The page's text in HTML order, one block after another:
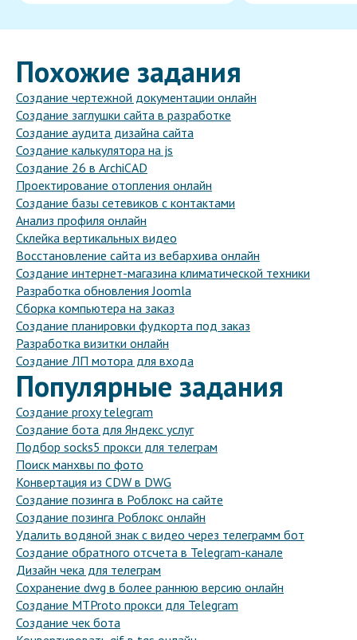
Похожие задания
Создание чертежной документации онлайн
Создание заглушки сайта в разработке
Создание аудита дизайна сайта
Создание калькулятора на js
Создание 26 в ArchiCAD
Проектирование отопления онлайн
Создание базы сетевиков с контактами
Анализ профиля онлайн
Склейка вертикальных видео
Восстановление сайта из вебархива онлайн
Создание интернет-магазина климатической техники
Разработка обновления Joomla
Сборка компьютера на заказ
Создание планировки фудкорта под заказ
Разработка визитки онлайн
Создание ЛП мотора для входа
Популярные задания
Создание proxy telegram
Создание бота для Яндекс услуг
Подбор socks5 прокси для телеграм
Поиск манхвы по фото
Конвертация из CDW в DWG
Создание позинга в Роблокс на сайте
Создание позинга Роблокс онлайн
Удалить водяной знак с видео через телеграмм бот
Создание обратного отсчета в Telegram-канале
Дизайн чека для телеграм
Сохранение dwg в более раннюю версию онлайн
Создание MTProto прокси для Telegram
Создание чек бота